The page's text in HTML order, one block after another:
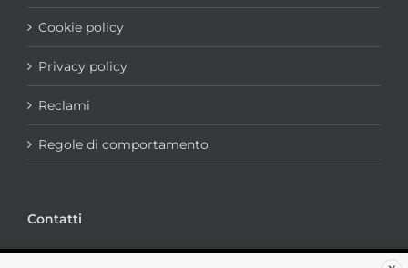
Cookie policy
Privacy policy
Reclami
Regole di comportamento
Contatti